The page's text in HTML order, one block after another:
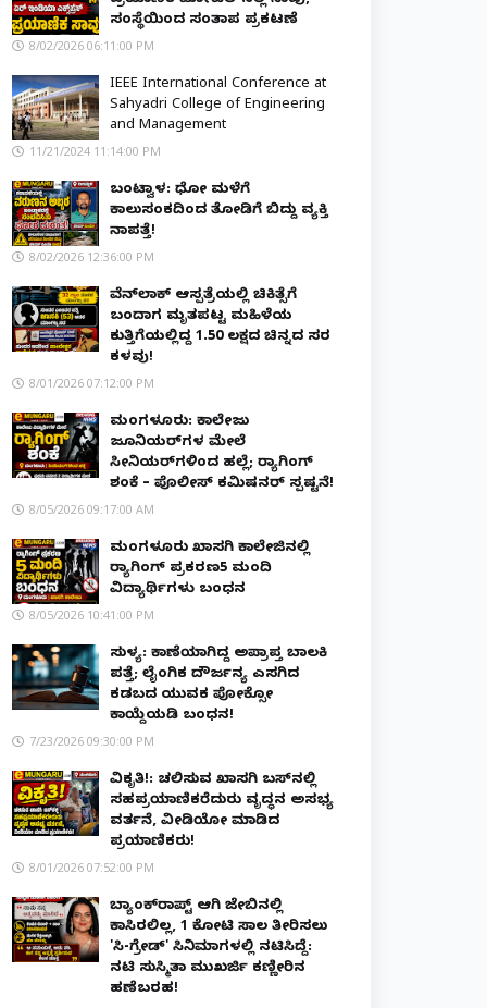
ಸಂಸ್ಥೆಯಿಂದ ಸಂತಾಪ ಪ್ರಕಟಣೆ
8/02/2026 06:11:00 PM
IEEE International Conference at
Sahyadri College of Engineering
and Management
11/21/2024 11:14:00 PM
ಬಂಟ್ವಾಳ: ಧೋ ಮಳೆಗೆ
ಕಾಲುಸಂಕದಿಂದ ತೋಡಿಗೆ ಬಿದ್ದು ವ್ಯಕ್ತಿ
ನಾಪತ್ತೆ!
8/02/2026 12:36:00 PM
ವೆನ್‌ಲಾಕ್ ಆಸ್ಪತ್ರೆಯಲ್ಲಿ ಚಿಕಿತ್ಸೆಗೆ
ಬಂದಾಗ ಮೃತಪಟ್ಟ ಮಹಿಳೆಯ
ಕುತ್ತಿಗೆಯಲ್ಲಿದ್ದ ₹1.50 ಲಕ್ಷದ ಚಿನ್ನದ ಸರ
ಕಳವು!
8/01/2026 07:12:00 PM
ಮಂಗಳೂರು: ಕಾಲೇಜು
ಜೂನಿಯರ್‌ಗಳ ಮೇಲೆ
ಸೀನಿಯರ್‌ಗಳಿಂದ ಹಲ್ಲೆ; ರ‌್ಯಾಗಿಂಗ್
ಶಂಕೆ – ಪೊಲೀಸ್ ಕಮಿಷನರ್ ಸ್ಪಷ್ಟನೆ!
8/05/2026 09:17:00 AM
ಮಂಗಳೂರು ಖಾಸಗಿ ಕಾಲೇಜಿನಲ್ಲಿ
ರ‌್ಯಾಗಿಂಗ್ ಪ್ರಕರಣ5 ಮಂದಿ
ವಿದ್ಯಾರ್ಥಿಗಳು ಬಂಧನ
8/05/2026 10:41:00 PM
ಸುಳ್ಯ: ಕಾಣೆಯಾಗಿದ್ದ ಅಪ್ರಾಪ್ತ ಬಾಲಕಿ
ಪತ್ತೆ; ಲೈಂಗಿಕ ದೌರ್ಜನ್ಯ ಎಸಗಿದ
ಕಡಬದ ಯುವಕ ಪೋಕ್ಸೋ
ಕಾಯ್ದೆಯಡಿ ಬಂಧನ!
7/23/2026 09:30:00 PM
ವಿಕೃತಿ!: ಚಲಿಸುವ ಖಾಸಗಿ ಬಸ್‌ನಲ್ಲಿ
ಸಹಪ್ರಯಾಣಿಕರೆದುರು ವೃದ್ಧನ ಅಸಭ್ಯ
ವರ್ತನೆ, ವೀಡಿಯೋ ಮಾಡಿದ
ಪ್ರಯಾಣಿಕರು!
8/01/2026 07:52:00 PM
ಬ್ಯಾಂಕ್‌ರಾಪ್ಟ್‌ ಆಗಿ ಜೇಬಿನಲ್ಲಿ
ಕಾಸಿರಲಿಲ್ಲ, ₹1 ಕೋಟಿ ಸಾಲ ತೀರಿಸಲು
'ಸಿ-ಗ್ರೇಡ್' ಸಿನಿಮಾಗಳಲ್ಲಿ ನಟಿಸಿದ್ದೆ:
ನಟಿ ಸುಸ್ಮಿತಾ ಮುಖರ್ಜಿ ಕಣ್ಣೀರಿನ
ಹಣೆಬರಹ!